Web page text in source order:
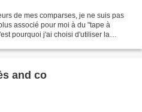
de mes comparses, je ne suis pas
associé pour moi à du "tape à
pourquoi j'ai choisi d'utiliser la
and co